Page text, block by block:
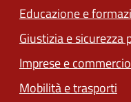
Educazione e
Giustizia e sicurezza
Imprese e commercio
Mobilità e trasporti